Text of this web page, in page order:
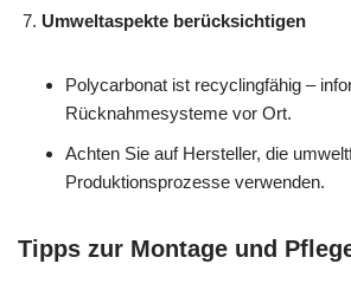
Umweltaspekte berücksichtigen
Polycarbonat ist recyclingfähig –
Rücknahmesysteme vor Ort.
Achten Sie auf Hersteller, die
Produktionsprozesse verwenden.
Tipps zur Montage und